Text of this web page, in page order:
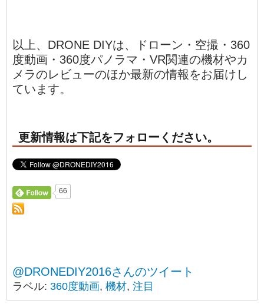
以上、DRONE DIYは、ドローン・空撮・360
度動画・360度パノラマ・VR関連の機材やカ
メラのレビューのほか最新の情報をお届けし
ています。
更新情報は下記をフォローください。
66
@DRONEDIY2016さんのツイート
ラベル: 360度動画, 機材, 注目